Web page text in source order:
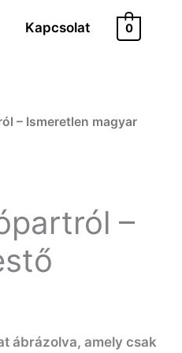
Kapcsolat 0
– Ismeretlen magyar
–
ábrázolva, amely csak